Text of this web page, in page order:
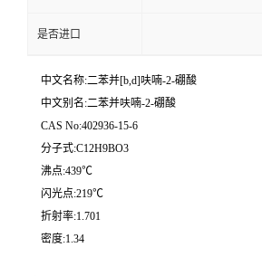
是否进口
中文名称:二苯并[b,d]呋喃-2-硼酸
中文别名:二苯并呋喃-2-硼酸
CAS No:402936-15-6
分子式:C12H9BO3
沸点:439℃
闪光点:219℃
折射率:1.701
密度:1.34